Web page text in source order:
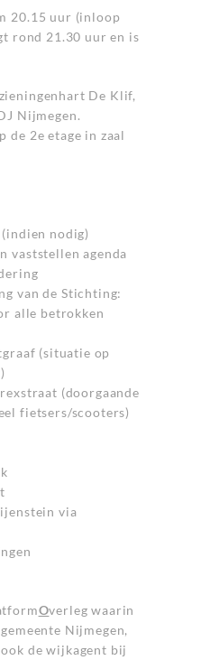
20.15 uur (inloop
rond 21.30 uur en is
De Klif,
Nijmegen.
de 2e etage in zaal
nodig)
vaststellen agenda
van de Stichting:
alle betrokken
(situatie op
(doorgaande
fietsers/scooters)
via
Overleg waarin
Nijmegen,
de wijkagent bij